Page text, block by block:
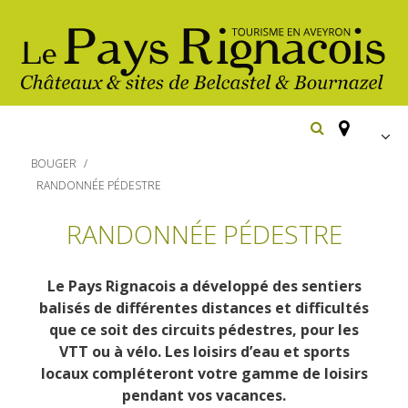
Belcastel: pueblo y castillo
Bournazel: pueblo y castillo
Los parajes
naturales
Senderismo
Cicloturismo
Equitación
Hoteles y centros
de vacaciones
Restaurantes
BOUGER
RANDONNÉE PÉDESTRE
RANDONNÉE PÉDESTRE
Le Pays Rignacois a développé des sentiers
balisés de différentes distances et difficultés
que ce soit des circuits pédestres, pour les
VTT ou à vélo. Les loisirs d’eau et sports
locaux compléteront votre gamme de loisirs
pendant vos vacances.